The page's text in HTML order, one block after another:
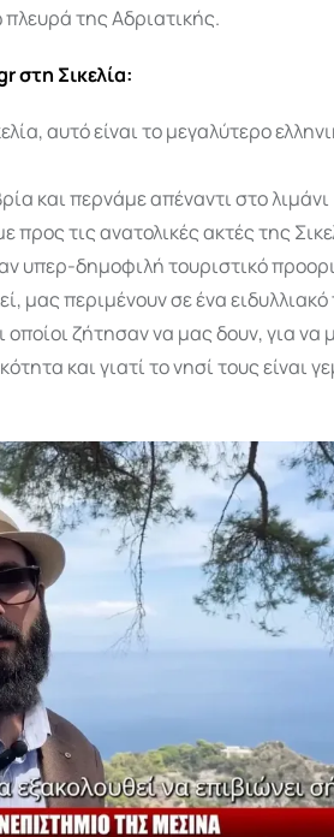
της Αδριατικής.
στη Σικελία:
αυτό είναι το μεγαλύτερο
και περνάμε απέναντι στο λιμάνι
προς τις ανατολικές ακτές της
υπερ-δημοφιλή τουριστικό
μας περιμένουν σε ένα ειδυλλιακό
οποίοι ζήτησαν να μας δουν, για να
και γιατί το νησί τους είναι